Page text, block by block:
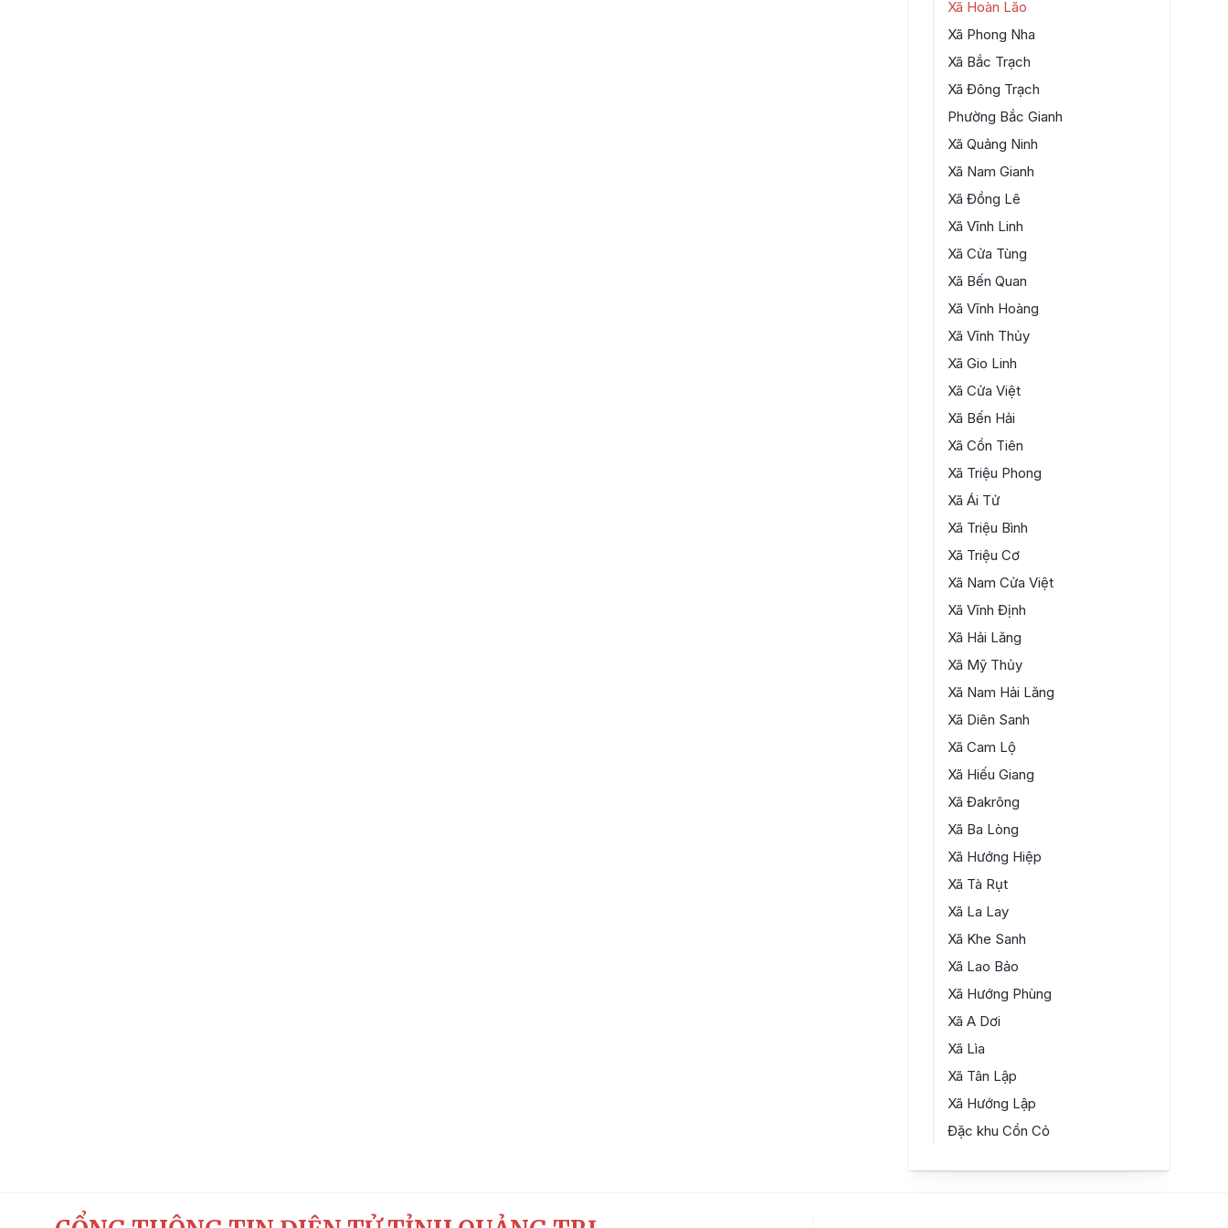
Xã Hoàn Lão
Xã Phong Nha
Xã Bắc Trạch
Xã Đông Trạch
Phường Bắc Gianh
Xã Quảng Ninh
Xã Nam Gianh
Xã Đồng Lê
Xã Vĩnh Linh
Xã Cửa Tùng
Xã Bến Quan
Xã Vĩnh Hoàng
Xã Vĩnh Thủy
Xã Gio Linh
Xã Cửa Việt
Xã Bến Hải
Xã Cồn Tiên
Xã Triệu Phong
Xã Ái Tử
Xã Triệu Bình
Xã Triệu Cơ
Xã Nam Cửa Việt
Xã Vĩnh Định
Xã Hải Lăng
Xã Mỹ Thủy
Xã Nam Hải Lăng
Xã Diên Sanh
Xã Cam Lộ
Xã Hiếu Giang
Xã Đakrông
Xã Ba Lòng
Xã Hướng Hiệp
Xã Tà Rụt
Xã La Lay
Xã Khe Sanh
Xã Lao Bảo
Xã Hướng Phùng
Xã A Dơi
Xã Lìa
Xã Tân Lập
Xã Hướng Lập
Đặc khu Cồn Cỏ